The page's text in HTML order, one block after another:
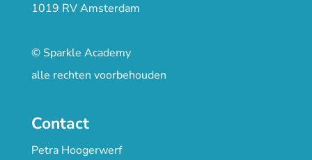
1019 RV Amsterdam
© Sparkle Academy
alle rechten voorbehouden
Contact
Petra Hoogerwerf